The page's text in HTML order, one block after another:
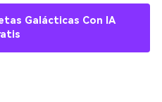
Galácticas Con IA